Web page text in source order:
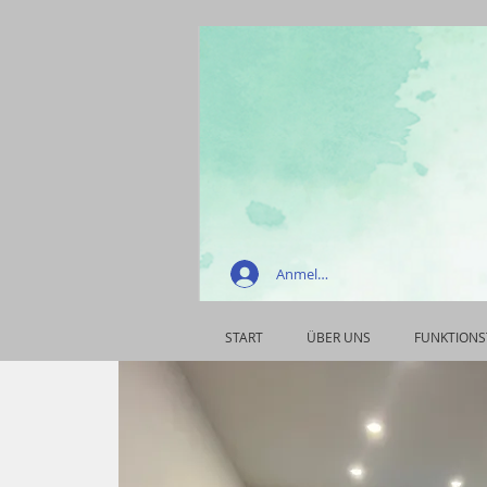
Anmelden
START ÜBER UNS